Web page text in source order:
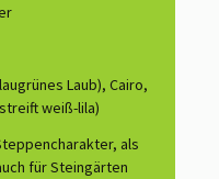
Laub), Cairo,
weiß-lila)
als
für Steingärten